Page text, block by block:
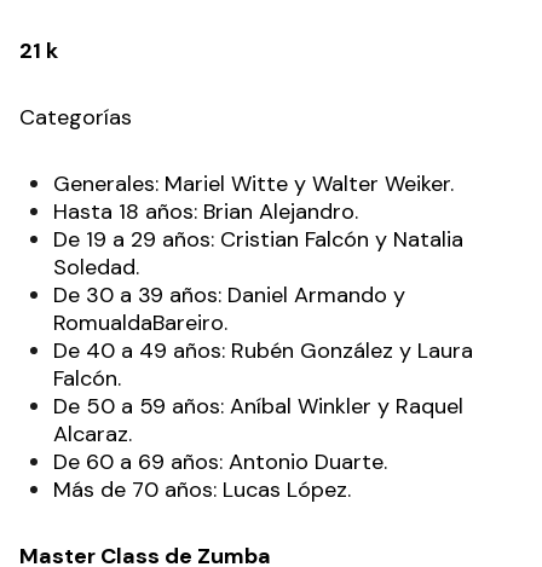
21 k
Categorías
Generales: Mariel Witte y Walter Weiker.
Hasta 18 años: Brian Alejandro.
De 19 a 29 años: Cristian Falcón y Natalia
Soledad.
De 30 a 39 años: Daniel Armando y
RomualdaBareiro.
De 40 a 49 años: Rubén González y Laura
Falcón.
De 50 a 59 años: Aníbal Winkler y Raquel
Alcaraz.
De 60 a 69 años: Antonio Duarte.
Más de 70 años: Lucas López.
Master Class de Zumba